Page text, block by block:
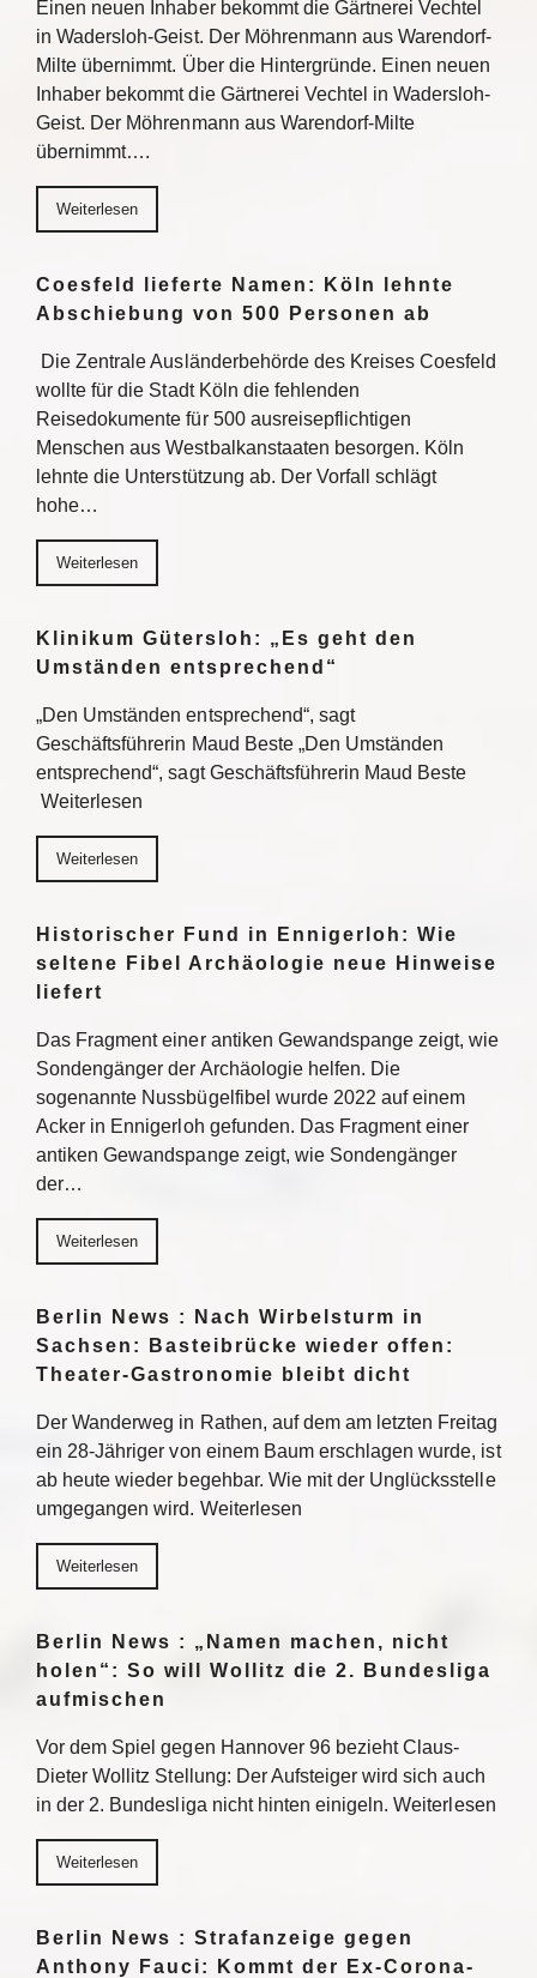
Einen neuen Inhaber bekommt die Gärtnerei Vechtel
in Wadersloh-Geist. Der Möhrenmann aus Warendorf-
Milte übernimmt. Über die Hintergründe. Einen neuen
Inhaber bekommt die Gärtnerei Vechtel in Wadersloh-
Geist. Der Möhrenmann aus Warendorf-Milte
übernimmt….
Weiterlesen
Coesfeld lieferte Namen: Köln lehnte
Abschiebung von 500 Personen ab
Die Zentrale Ausländerbehörde des Kreises Coesfeld
wollte für die Stadt Köln die fehlenden
Reisedokumente für 500 ausreisepflichtigen
Menschen aus Westbalkanstaaten besorgen. Köln
lehnte die Unterstützung ab. Der Vorfall schlägt
hohe…
Weiterlesen
Klinikum Gütersloh: „Es geht den
Umständen entsprechend“
„Den Umständen entsprechend“, sagt
Geschäftsführerin Maud Beste „Den Umständen
entsprechend“, sagt Geschäftsführerin Maud Beste
Weiterlesen
Weiterlesen
Historischer Fund in Ennigerloh: Wie
seltene Fibel Archäologie neue Hinweise
liefert
Das Fragment einer antiken Gewandspange zeigt, wie
Sondengänger der Archäologie helfen. Die
sogenannte Nussbügelfibel wurde 2022 auf einem
Acker in Ennigerloh gefunden. Das Fragment einer
antiken Gewandspange zeigt, wie Sondengänger
der…
Weiterlesen
Berlin News : Nach Wirbelsturm in
Sachsen: Basteibrücke wieder offen:
Theater-Gastronomie bleibt dicht
Der Wanderweg in Rathen, auf dem am letzten Freitag
ein 28-Jähriger von einem Baum erschlagen wurde, ist
ab heute wieder begehbar. Wie mit der Unglücksstelle
umgegangen wird. Weiterlesen
Weiterlesen
Berlin News : „Namen machen, nicht
holen“: So will Wollitz die 2. Bundesliga
aufmischen
Vor dem Spiel gegen Hannover 96 bezieht Claus-
Dieter Wollitz Stellung: Der Aufsteiger wird sich auch
in der 2. Bundesliga nicht hinten einigeln. Weiterlesen
Weiterlesen
Berlin News : Strafanzeige gegen
Anthony Fauci: Kommt der Ex-Corona-